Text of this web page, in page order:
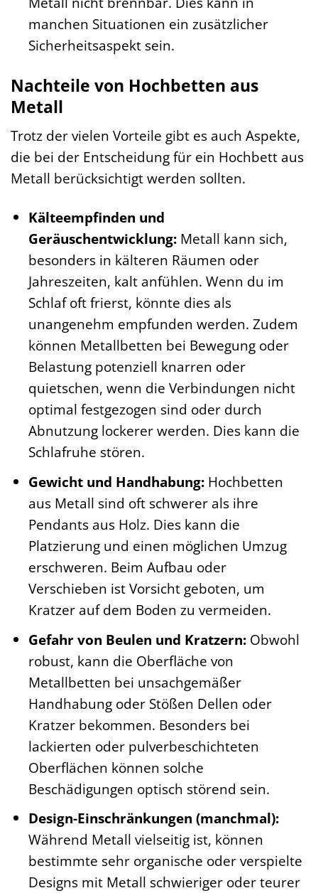
manchen Situationen ein zusätzlicher
Sicherheitsaspekt sein.
Nachteile von Hochbetten aus
Metall
Trotz der vielen Vorteile gibt es auch Aspekte,
die bei der Entscheidung für ein Hochbett aus
Metall berücksichtigt werden sollten.
Kälteempfinden und
Geräuschentwicklung: Metall kann sich,
besonders in kälteren Räumen oder
Jahreszeiten, kalt anfühlen. Wenn du im
Schlaf oft frierst, könnte dies als
unangenehm empfunden werden. Zudem
können Metallbetten bei Bewegung oder
Belastung potenziell knarren oder
quietschen, wenn die Verbindungen nicht
optimal festgezogen sind oder durch
Abnutzung lockerer werden. Dies kann die
Schlafruhe stören.
Gewicht und Handhabung: Hochbetten
aus Metall sind oft schwerer als ihre
Pendants aus Holz. Dies kann die
Platzierung und einen möglichen Umzug
erschweren. Beim Aufbau oder
Verschieben ist Vorsicht geboten, um
Kratzer auf dem Boden zu vermeiden.
Gefahr von Beulen und Kratzern: Obwohl
robust, kann die Oberfläche von
Metallbetten bei unsachgemäßer
Handhabung oder Stößen Dellen oder
Kratzer bekommen. Besonders bei
lackierten oder pulverbeschichteten
Oberflächen können solche
Beschädigungen optisch störend sein.
Design-Einschränkungen (manchmal):
Während Metall vielseitig ist, können
bestimmte sehr organische oder verspielte
Designs mit Metall schwieriger oder teurer